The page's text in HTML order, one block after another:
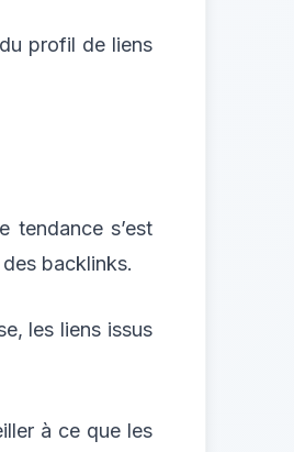
profil de liens
tendance s’est
backlinks.
les liens issus
à ce que les